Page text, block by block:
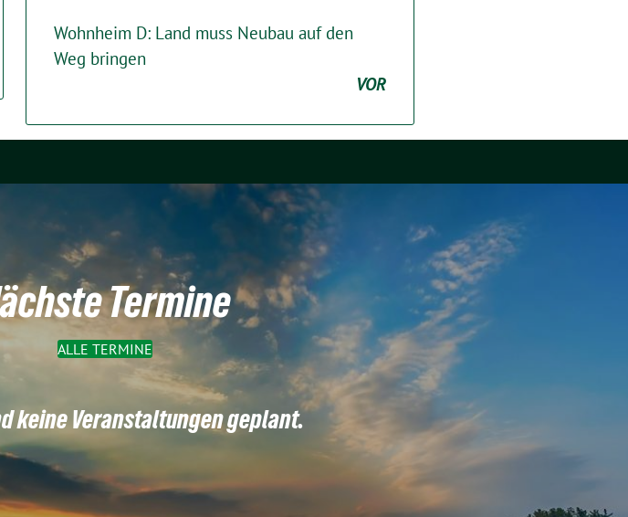
Wohnheim D: Land muss Neubau auf den
Weg bringen
VOR
Termine
ALLE TERMINE
keine Veranstaltungen geplant.